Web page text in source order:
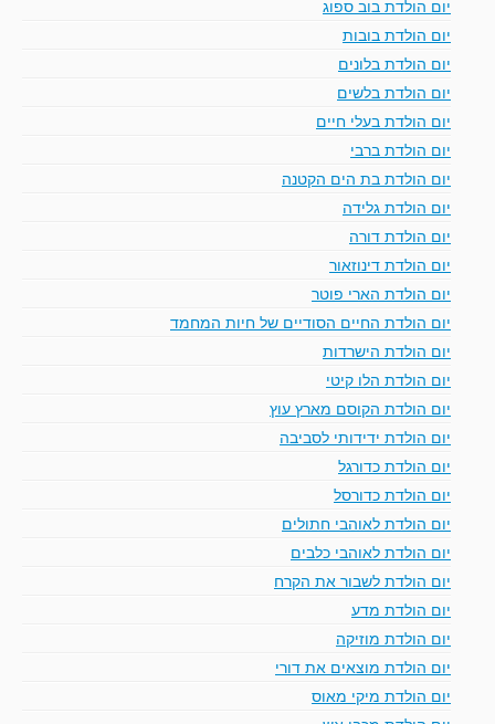
יום הולדת בוב ספוג
יום הולדת בובות
יום הולדת בלונים
יום הולדת בלשים
יום הולדת בעלי חיים
יום הולדת ברבי
יום הולדת בת הים הקטנה
יום הולדת גלידה
יום הולדת דורה
יום הולדת דינוזאור
יום הולדת הארי פוטר
יום הולדת החיים הסודיים של חיות המחמד
יום הולדת הישרדות
יום הולדת הלו קיטי
יום הולדת הקוסם מארץ עוץ
יום הולדת ידידותי לסביבה
יום הולדת כדורגל
יום הולדת כדורסל
יום הולדת לאוהבי חתולים
יום הולדת לאוהבי כלבים
יום הולדת לשבור את הקרח
יום הולדת מדע
יום הולדת מוזיקה
יום הולדת מוצאים את דורי
יום הולדת מיקי מאוס